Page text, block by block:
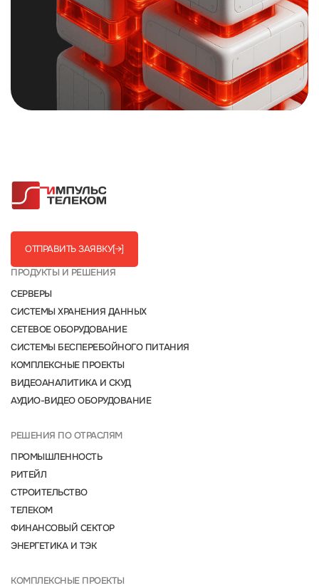
ОТПРАВИТЬ ЗАЯВКУ[→]
ПРОДУКТЫ И РЕШЕНИЯ
СЕРВЕРЫ
СИСТЕМЫ ХРАНЕНИЯ ДАННЫХ
СЕТЕВОЕ ОБОРУДОВАНИЕ
СИСТЕМЫ БЕСПЕРЕБОЙНОГО ПИТАНИЯ
КОМПЛЕКСНЫЕ ПРОЕКТЫ
ВИДЕОАНАЛИТИКА И СКУД
АУДИО-ВИДЕО ОБОРУДОВАНИЕ
РЕШЕНИЯ ПО ОТРАСЛЯМ
ПРОМЫШЛЕННОСТЬ
РИТЕЙЛ
СТРОИТЕЛЬСТВО
ТЕЛЕКОМ
ФИНАНСОВЫЙ СЕКТОР
ЭНЕРГЕТИКА И ТЭК
КОМПЛЕКСНЫЕ ПРОЕКТЫ